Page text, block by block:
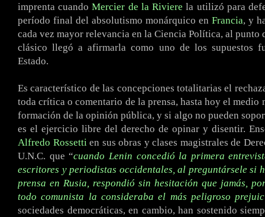
imprenta cuandoMercier de la Riviere la utilizó para
período final del absolutismo monárquico en Francia, y
cada vez mayor relevancia en la Ciencia Política, al punto
clásico llegó a afirmarla como uno de los supuestos
Estado.
Es característico de las concepciones totalitarias el
toda crítica o comentario de la prensa, hasta hoy el medio
formación de la opinión pública, y si algo no pueden
es el ejercicio libre del derecho de opinar y disentir.
Alfredo Rossettien sus obras y clases magistrales de
U.N.C. que “cuando Lenin concedió la primera
escritores y periodistas occidentales, al preguntársele si
prensa en Rusia, respondió sin hesitación que jamás,
todo comunista la consideraba el más peligroso
sociedades democráticas, en cambio, han sostenido